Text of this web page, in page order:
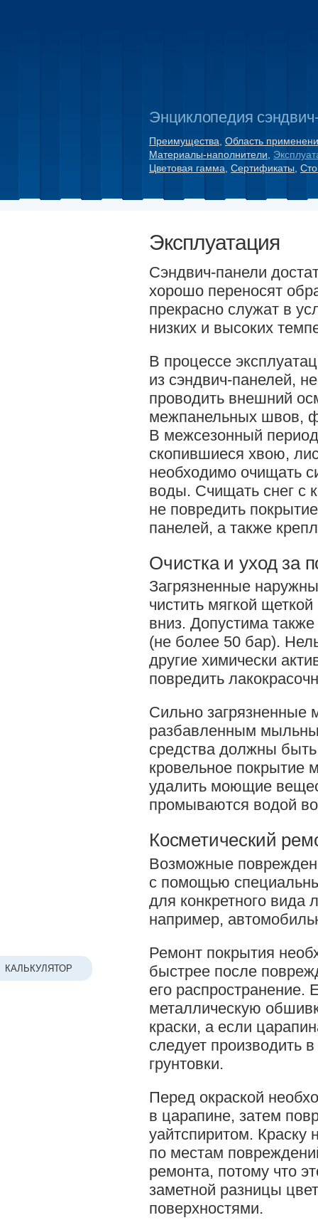
Энциклопедия
Преимущества Область
Материалы-наполнители
Цветовая гамма Сертификаты
Эксплуатация
Сэндвич-панели
хорошо переносят
прекрасно служат в
низких и высоких
В процессе
из сэндвич-панелей,
проводить внешний
межпанельных швов,
В межсезонный
скопившиеся хвою,
необходимо очищать
воды. Счищать снег с
не повредить
панелей, а также
Очистка и уход за
Загрязненные
чистить мягкой
вниз. Допустима
(не более 50 бар).
другие химически
повредить
Сильно загрязненные
разбавленным
средства должны
кровельное покрытие
удалить моющие
промываются водой
Косметический
Возможные
с помощью
для конкретного вида
например,
Ремонт покрытия
быстрее после
его распространение.
металлическую
краски, а если
следует производить
грунтовки.
Перед окраской
в царапине, затем
уайтспиритом. Краску
по местам
ремонта, потому что
заметной разницы
поверхностями.
КАЛЬКУЛЯТОР